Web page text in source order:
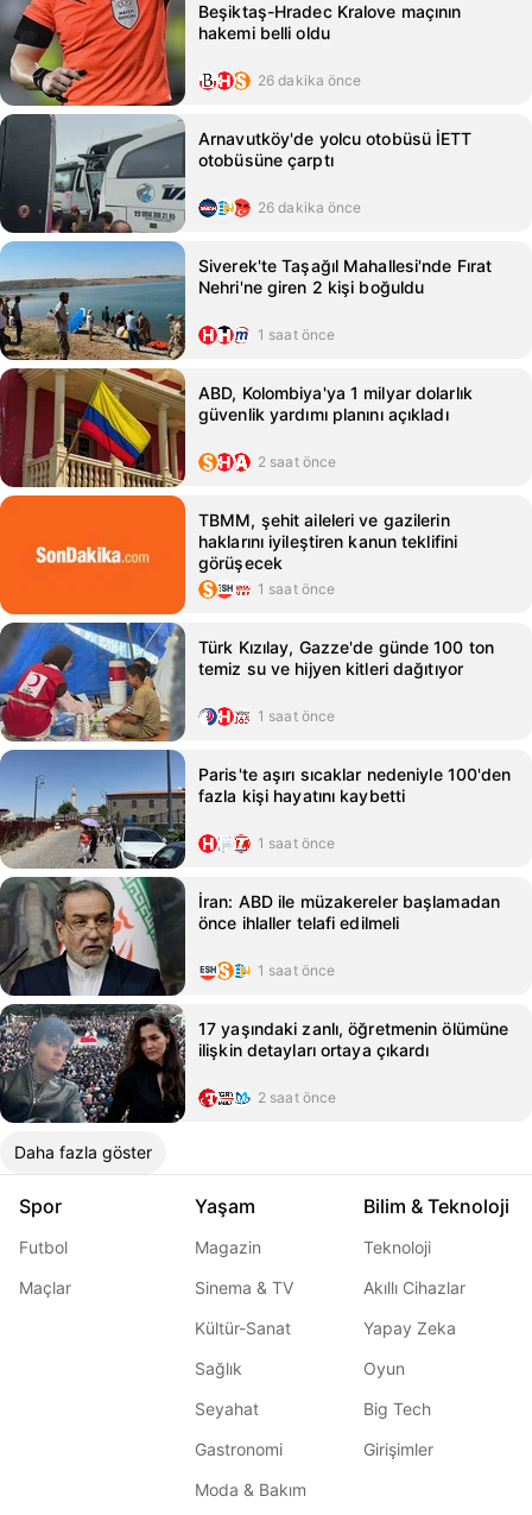
Beşiktaş-Hradec Kralove maçının
hakemi belli oldu
26 dakika önce
Arnavutköy'de yolcu otobüsü İETT
otobüsüne çarptı
26 dakika önce
Siverek'te Taşağıl Mahallesi'nde Fırat
Nehri'ne giren 2 kişi boğuldu
1 saat önce
ABD, Kolombiya'ya 1 milyar dolarlık
güvenlik yardımı planını açıkladı
2 saat önce
TBMM, şehit aileleri ve gazilerin
haklarını iyileştiren kanun teklifini
görüşecek
1 saat önce
Türk Kızılay, Gazze'de günde 100 ton
temiz su ve hijyen kitleri dağıtıyor
1 saat önce
Paris'te aşırı sıcaklar nedeniyle 100'den
fazla kişi hayatını kaybetti
1 saat önce
İran: ABD ile müzakereler başlamadan
önce ihlaller telafi edilmeli
1 saat önce
17 yaşındaki zanlı, öğretmenin ölümüne
ilişkin detayları ortaya çıkardı
2 saat önce
Daha fazla göster
Spor
Futbol
Maçlar
Yaşam
Magazin
Sinema & TV
Kültür-Sanat
Sağlık
Seyahat
Gastronomi
Moda & Bakım
Bilim & Teknoloji
Teknoloji
Akıllı Cihazlar
Yapay Zeka
Oyun
Big Tech
Girişimler